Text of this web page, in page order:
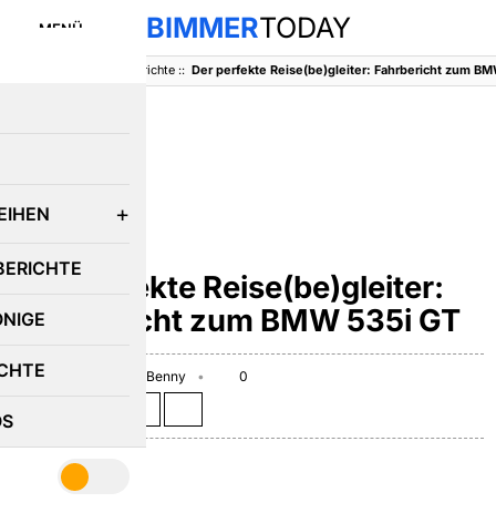
MENÜ BIMMERTODAY
Fahrberichte:: Der perfekte Reise(be)gleiter: Fahrbericht zum
Der perfekte Reise(be)gleiter:
Fahrbericht zum BMW 535i GT
August 24, 2010 Benny
0